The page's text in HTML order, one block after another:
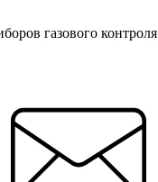
газового контроля